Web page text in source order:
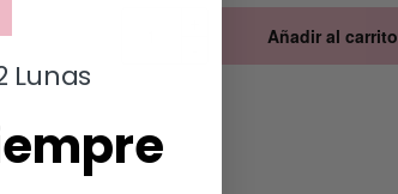
Añadir al carrito
Lunas